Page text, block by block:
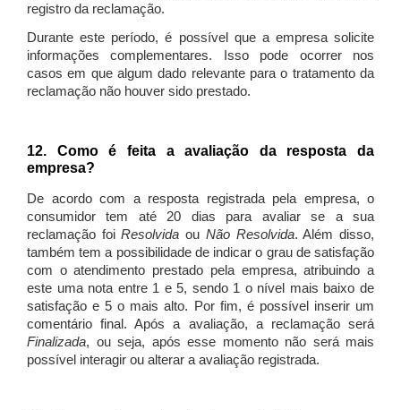
registro da reclamação.
Durante este período, é possível que a empresa solicite
informações complementares. Isso pode ocorrer nos
casos em que algum dado relevante para o tratamento da
reclamação não houver sido prestado.
12. Como é feita a avaliação da resposta da
empresa?
De acordo com a resposta registrada pela empresa, o
consumidor tem até 20 dias para avaliar se a sua
reclamação foiResolvida ou Não Resolvida. Além disso,
também tem a possibilidade de indicar o grau de satisfação
com o atendimento prestado pela empresa, atribuindo a
este uma nota entre 1 e 5, sendo 1 o nível mais baixo de
satisfação e 5 o mais alto. Por fim, é possível inserir um
comentário final. Após a avaliação, a reclamação será
Finalizada, ou seja, após esse momento não será mais
possível interagir ou alterar a avaliação registrada.